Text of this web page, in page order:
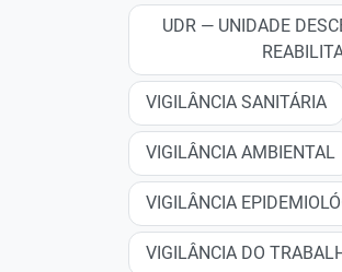
UDR — UNIDADE
VIGILÂNCIA SANITÁRIA
VIGILÂNCIA AMBIENTAL
VIGILÂNCIA
VIGILÂNCIA DO